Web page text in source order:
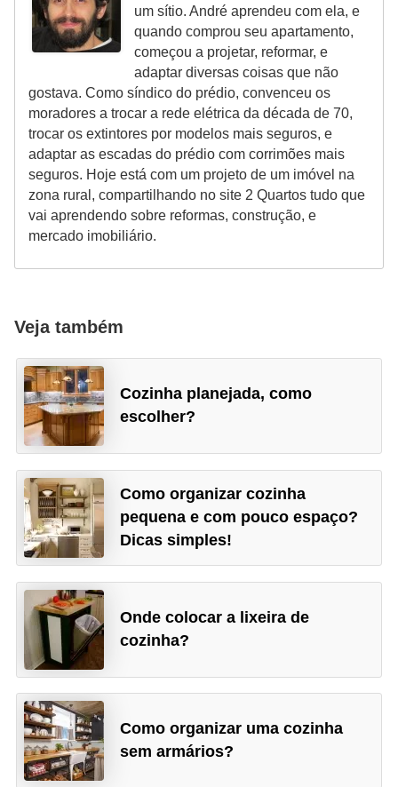
um sítio. André aprendeu com ela, e
quando comprou seu apartamento,
começou a projetar, reformar, e
adaptar diversas coisas que não
gostava. Como síndico do prédio, convenceu os
moradores a trocar a rede elétrica da década de 70,
trocar os extintores por modelos mais seguros, e
adaptar as escadas do prédio com corrimões mais
seguros. Hoje está com um projeto de um imóvel na
zona rural, compartilhando no site 2 Quartos tudo que
vai aprendendo sobre reformas, construção, e
mercado imobiliário.
Veja também
Cozinha planejada, como
escolher?
Como organizar cozinha
pequena e com pouco espaço?
Dicas simples!
Onde colocar a lixeira de
cozinha?
Como organizar uma cozinha
sem armários?